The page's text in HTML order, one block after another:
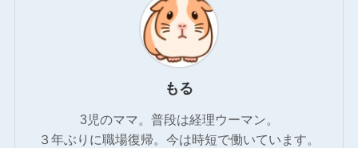
もる
3児のママ。普段は経理ウーマン。
３年ぶりに職場復帰。今は時短で働いています。